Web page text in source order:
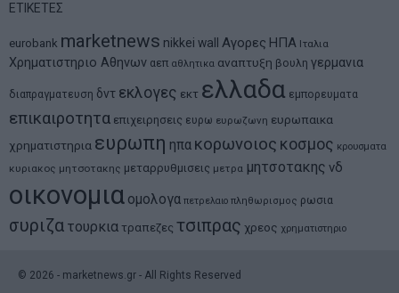
ΕΤΙΚΕΤΕΣ
eurobank marketnews nikkei wall Αγορες ΗΠΑ Ιταλια
Χρηματιστηριο Αθηνων αεπ αθλητικα αναπτυξη βουλη γερμανια
διαπραγματευση δντ εκλογες εκτ ελλαδα εμπορευματα
επικαιροτητα επιχειρησεις ευρω ευρωζωνη ευρωπαικα
χρηματιστηρια ευρωπη ηπα κορωνοιος κοσμος κρουσματα
κυριακος μητσοτακης μεταρρυθμισεις μετρα μητσοτακης νδ
οικονομια ομολογα πετρελαιο πληθωρισμος ρωσια
συριζα τουρκια τραπεζες τσιπρας χρεος χρηματιστηριο
© 2026 - marketnews.gr - All Rights Reserved